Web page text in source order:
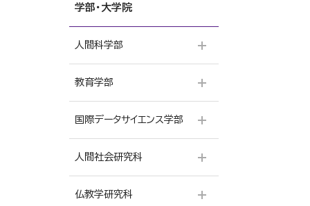
学部・大学院
人間科学部
心理学専攻
仏教学専攻
社会福祉専攻
看護学コース
本願寺派教師資格コース
教育学部
小学校専修
国語科専修
英語科専修
国際データサイエンス学部
データサイエンス学科
人間社会研究科
人間学専攻
仏教学研究科